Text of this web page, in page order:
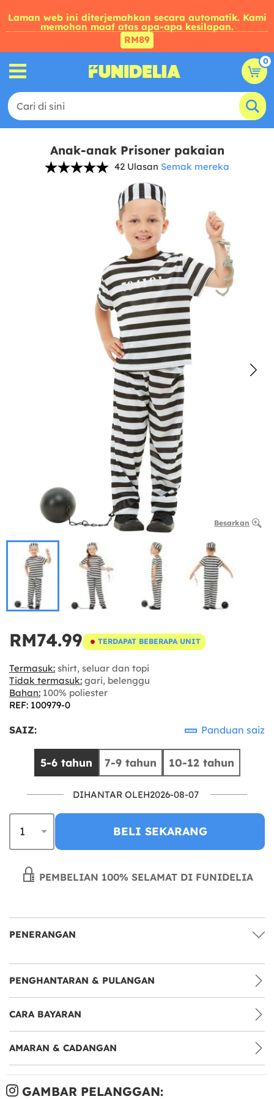
Laman web ini diterjemahkan secara automatik. Kami
memohon maaf atas apa-apa kesilapan.
RM89
0
Anak-anak Prisoner pakaian
42 Ulasan Semak mereka
Besarkan
RM74.99 TERDAPAT BEBERAPA UNIT
Termasuk: shirt, seluar dan topi
Tidak termasuk: gari, belenggu
Bahan: 100% poliester
REF: 100979-0
SAIZ: Panduan saiz
5-6 tahun 7-9 tahun 10-12 tahun
DIHANTAR OLEH2026-08-07
BELI SEKARANG
PEMBELIAN 100% SELAMAT DI FUNIDELIA
PENERANGAN
PENGHANTARAN & PULANGAN
CARA BAYARAN
AMARAN & CADANGAN
GAMBAR PELANGGAN: